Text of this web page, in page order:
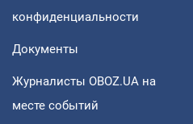
конфиденциальности
Документы
Журналисты OBOZ.UA на
месте событий